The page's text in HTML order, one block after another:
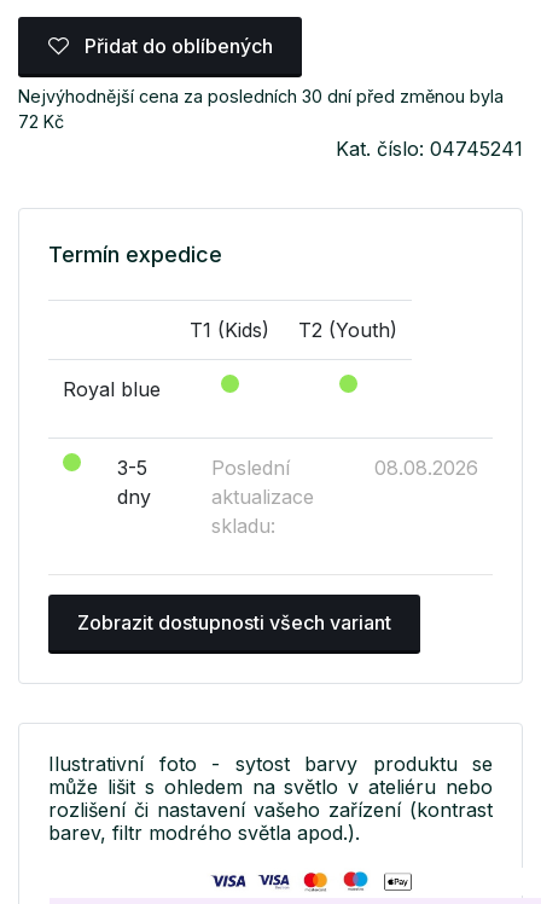
Přidat do oblíbených
Nejvýhodnější cena za posledních 30 dní před změnou byla
72 Kč
Kat. číslo: 04745241
Termín expedice
T1 (Kids) T2 (Youth)
Royal blue
3-5
dny
Poslední
aktualizace
skladu:
08.08.2026
Zobrazit dostupnosti všech variant
Ilustrativní foto - sytost barvy produktu se
může lišit s ohledem na světlo v ateliéru nebo
rozlišení či nastavení vašeho zařízení (kontrast
barev, filtr modrého světla apod.).